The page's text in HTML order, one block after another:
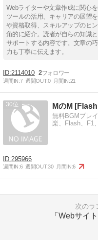
Webライターや文章作成に関心
ツールの活用、キャリアの展望
や資格取得、スキルアップのヒ
角的に紹介。読者が自らの知識
サポートする内容です。文章の
力も丁寧に伝えます。
2114010 2
週間IN:7 週間OUT:0 月間IN:21
30 MのM
無料BGMプレ
楽、Flash、F1
295966
週間IN:6 週間OUT:30 月間IN:6
次のラ
「Webサイ